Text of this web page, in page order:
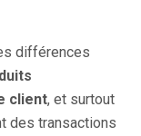
différences
client, et surtout
des transactions